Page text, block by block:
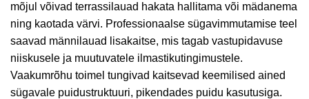
mõjul võivad terrassilauad hakata hallitama või mädanema
ning kaotada värvi. Professionaalse sügavimmutamise teel
saavad männilauad lisakaitse, mis tagab vastupidavuse
niiskusele ja muutuvatele ilmastikutingimustele.
Vaakumrõhu toimel tungivad kaitsevad keemilised ained
sügavale puidustruktuuri, pikendades puidu kasutusiga.